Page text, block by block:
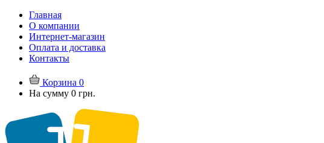
Главная
О компании
Интернет-магазин
Оплата и доставка
Контакты
Корзина 0
На сумму 0 грн.